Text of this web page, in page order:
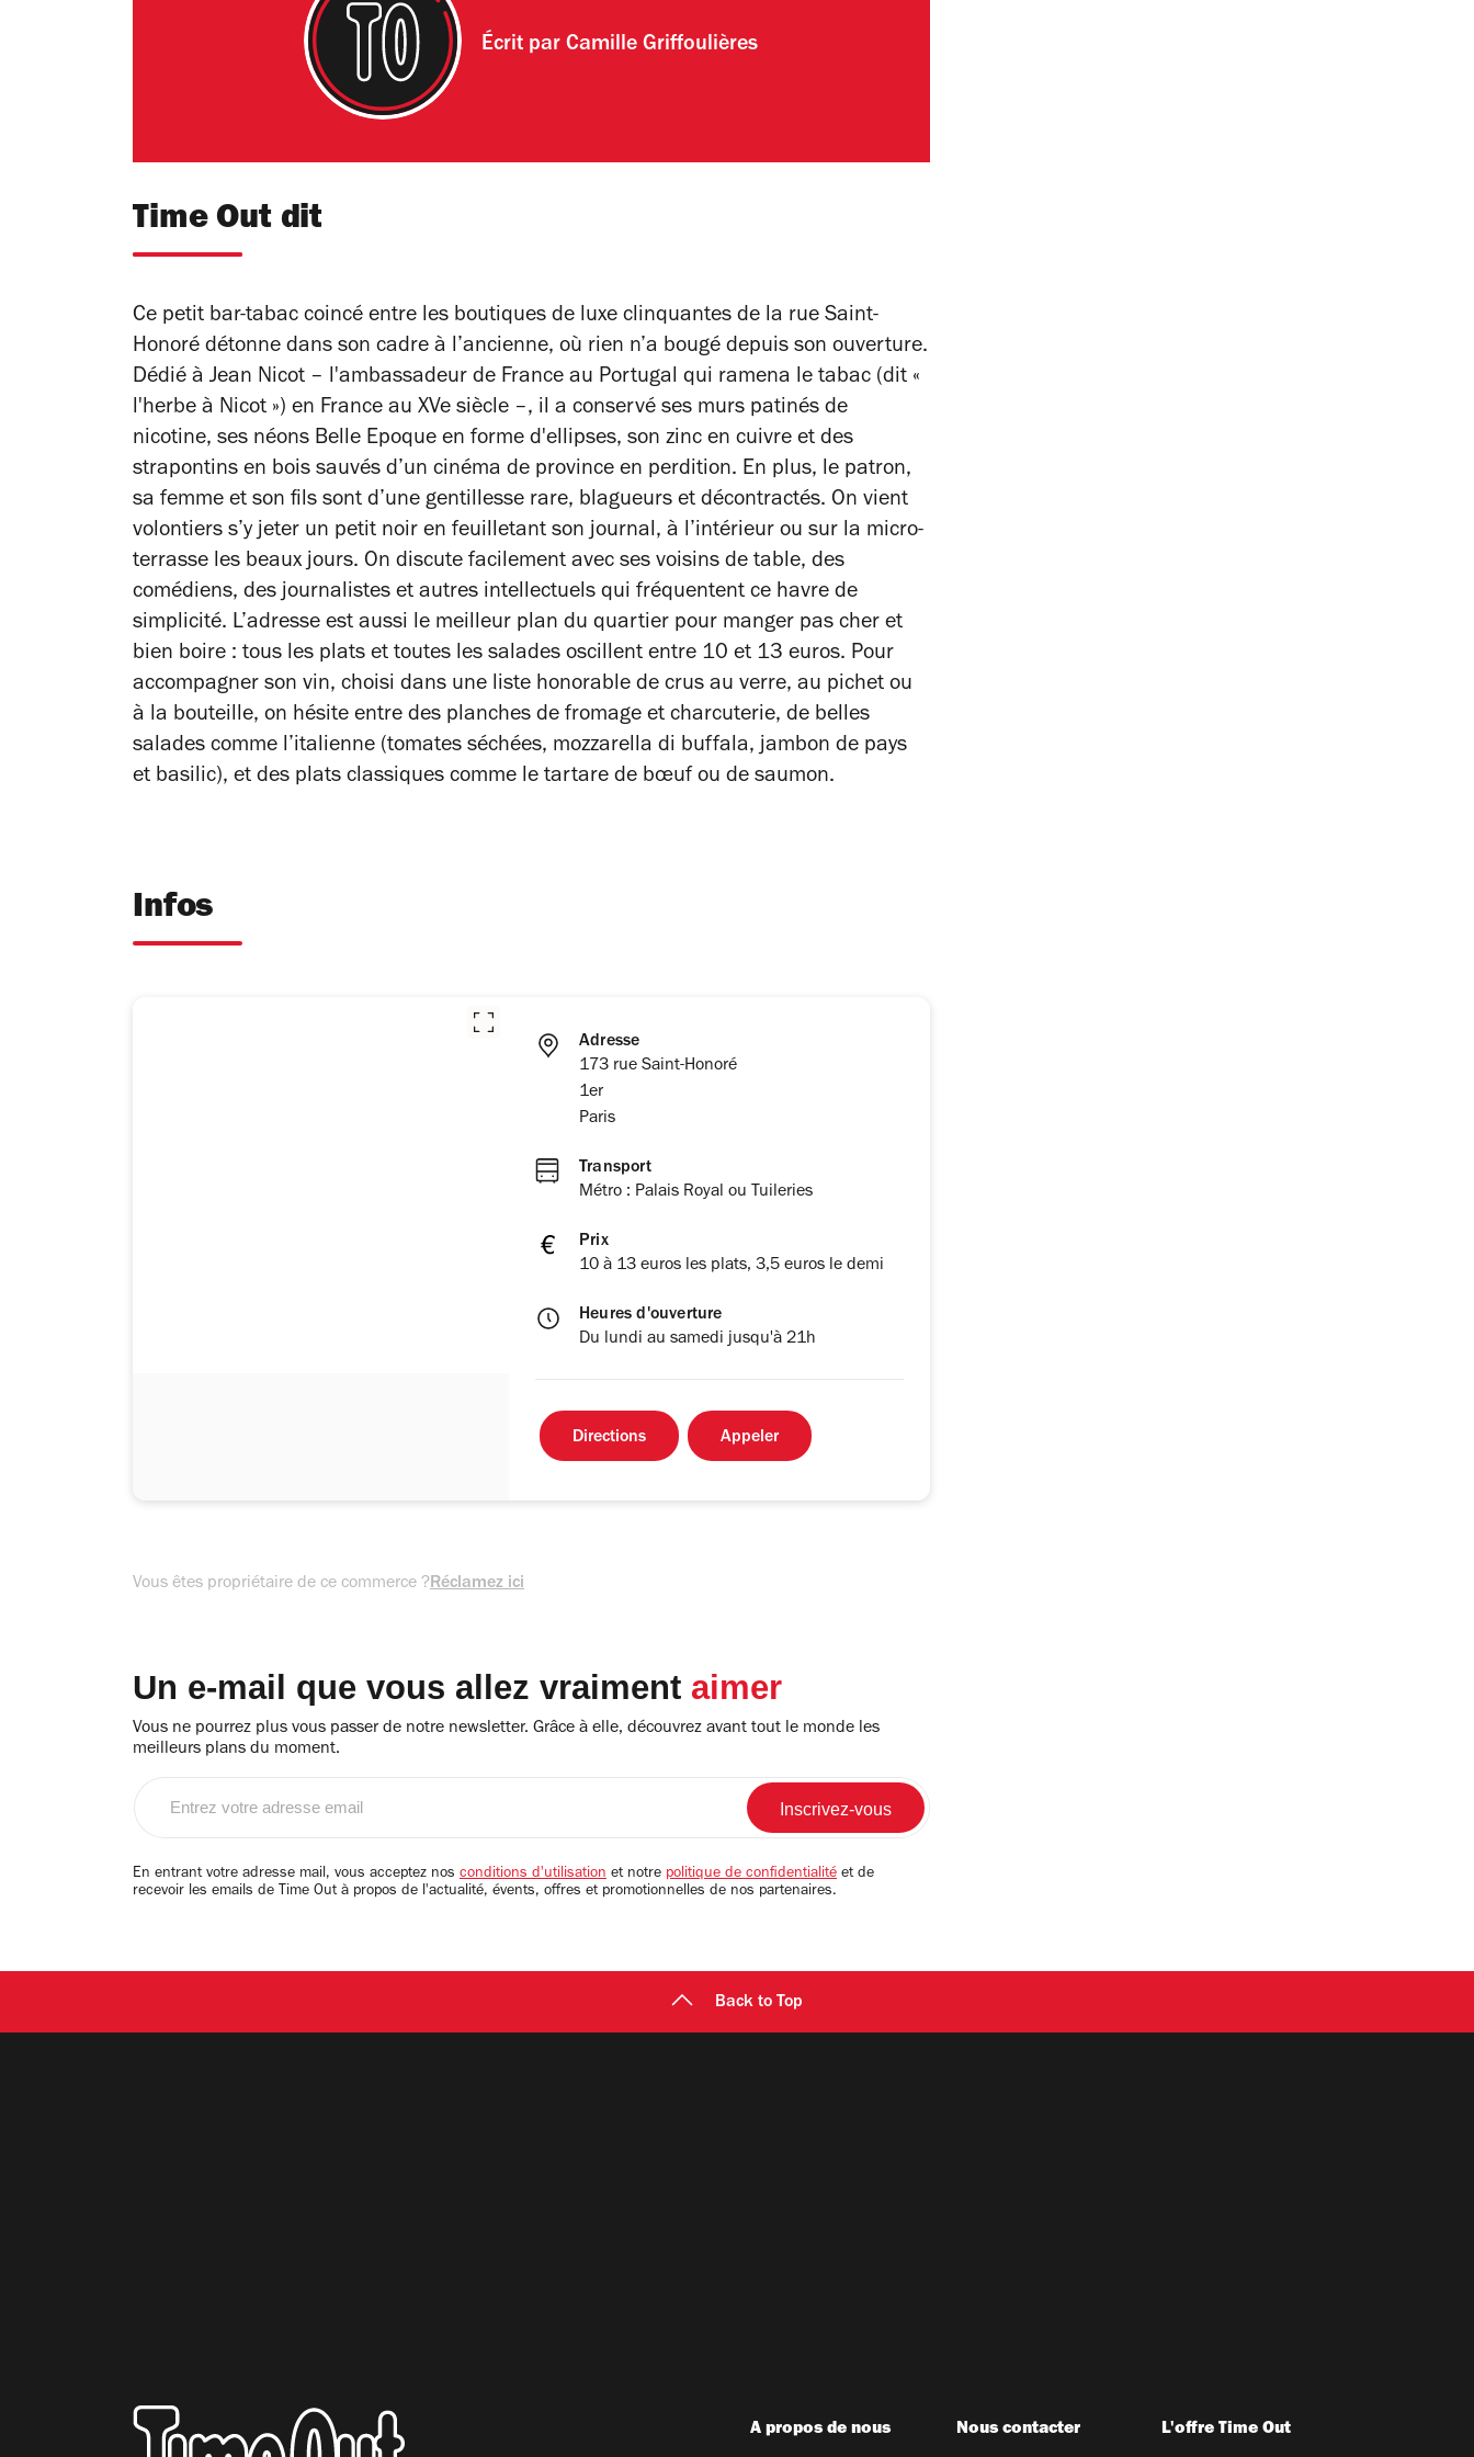
Écrit parCamille Griffoulières
Time Out dit
Ce petit bar-tabac coincé entre les boutiques de luxe clinquantes de la rue Saint-
Honoré détonne dans son cadre à l’ancienne, où rien n’a bougé depuis son ouverture.
Dédié à Jean Nicot – l'ambassadeur de France au Portugal qui ramena le tabac (dit «
l'herbe à Nicot ») en France au XVe siècle –, il a conservé ses murs patinés de
nicotine, ses néons Belle Epoque en forme d'ellipses, son zinc en cuivre et des
strapontins en bois sauvés d’un cinéma de province en perdition. En plus, le patron,
sa femme et son fils sont d’une gentillesse rare, blagueurs et décontractés. On vient
volontiers s’y jeter un petit noir en feuilletant son journal, à l’intérieur ou sur la micro-
terrasse les beaux jours. On discute facilement avec ses voisins de table, des
comédiens, des journalistes et autres intellectuels qui fréquentent ce havre de
simplicité. L’adresse est aussi le meilleur plan du quartier pour manger pas cher et
bien boire : tous les plats et toutes les salades oscillent entre 10 et 13 euros. Pour
accompagner son vin, choisi dans une liste honorable de crus au verre, au pichet ou
à la bouteille, on hésite entre des planches de fromage et charcuterie, de belles
salades comme l’italienne (tomates séchées, mozzarella di buffala, jambon de pays
et basilic), et des plats classiques comme le tartare de bœuf ou de saumon.
Infos
Adresse
173 rue Saint-Honoré
1er
Paris
Transport
Métro : Palais Royal ou Tuileries
Prix
10 à 13 euros les plats, 3,5 euros le demi
Heures d'ouverture
Du lundi au samedi jusqu'à 21h
Directions Appeler
Vous êtes propriétaire de ce commerce ?Réclamez ici
Un e-mail que vous allez vraiment aimer
Vous ne pourrez plus vous passer de notre newsletter. Grâce à elle, découvrez avant tout le monde les
meilleurs plans du moment.
email
En entrant votre adresse mail, vous acceptez nos conditions d'utilisation et notre politique de confidentialité et de
recevoir les emails de Time Out à propos de l'actualité, évents, offres et promotionnelles de nos partenaires.
Back to Top
A propos de nous Nous contacter L'offre Time Out